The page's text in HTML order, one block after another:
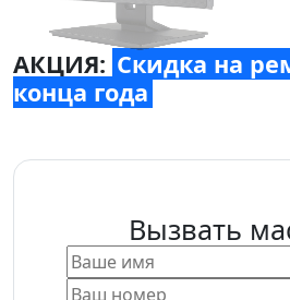
АКЦИЯ: Скидка на
конца года
Вызвать